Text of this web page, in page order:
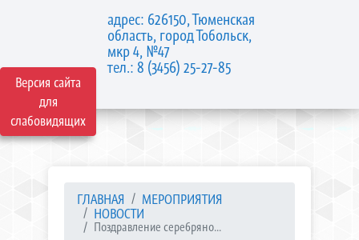
Версия сайта
для
слабовидящих
адрес: 626150, Тюменская
область, город Тобольск,
мкр 4, №47
тел.: 8 (3456) 25-27-85
ГЛАВНАЯ
МЕРОПРИЯТИЯ
НОВОСТИ
Поздравление серебряно...